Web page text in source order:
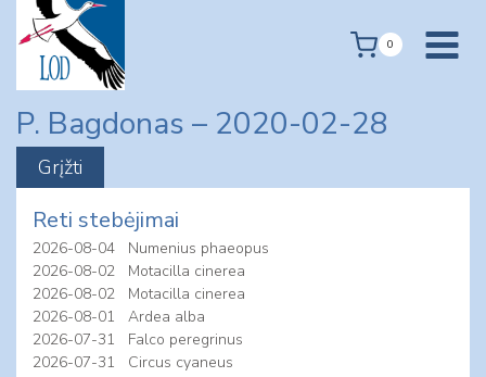
content
0
P. Bagdonas – 2020-02-28
Reti stebėjimai
2026-08-04
Numenius phaeopus
2026-08-02
Motacilla cinerea
2026-08-02
Motacilla cinerea
2026-08-01
Ardea alba
2026-07-31
Falco peregrinus
2026-07-31
Circus cyaneus